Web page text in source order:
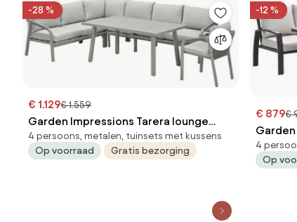
-28 %
€ 1.129€ 1.559
Garden Impressions Tarera lounge
dining set R 6-delig incl stoel - taupe
4 persoons, metalen, tuinsets met kussens
Op voorraad
Gratis bezorging
-12 %
€ 879€
dining
4
Op